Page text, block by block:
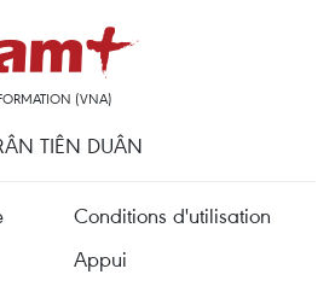
(VNA)
TIÊN DUÂN
Conditions d'utilisation
Appui